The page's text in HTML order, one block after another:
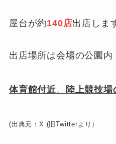
屋台が約140店出店しま
出店場所は会場の公園内
体育館付近、 陸上競技場
(出典元：X (旧Twitterより）